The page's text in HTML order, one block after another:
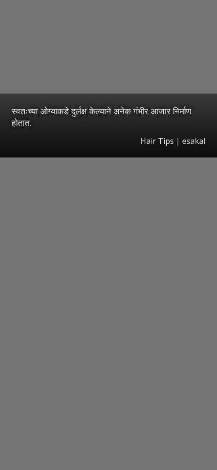
स्वतःच्या ओग्याकडे दुर्लक्ष केल्याने अनेक गंभीर आजार निर्माण
होतात.
Hair Tips | esakal